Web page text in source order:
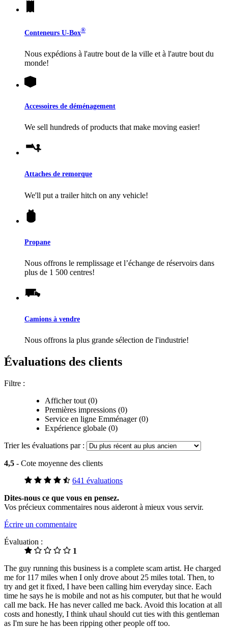
Conteneurs U-Box®
Nous expédions à l'autre bout de la ville et à l'autre bout du
monde!
Accessoires de déménagement
We sell hundreds of products that make moving easier!
Attaches de remorque
We'll put a trailer hitch on any vehicle!
Propane
Nous offrons le remplissage et l’échange de réservoirs dans
plus de 1 500 centres!
Camions à vendre
Nous offrons la plus grande sélection de l'industrie!
Évaluations des clients
Filtre :
Afficher tout (0)
Premières impressions (0)
Service en ligne Emménager (0)
Expérience globale (0)
Trier les évaluations par :
4,5 - Cote moyenne des clients
641 évaluations
Dites-nous ce que vous en pensez.
Vos précieux commentaires nous aideront à mieux vous servir.
Écrire un commentaire
Évaluation :
1
The guy running this business is a complete scam artist. He charged
me for 117 miles when I only drove about 25 miles total. Then, to
try and get it fixed, I have been calling him everyday since. Each
time he says he is mobile and not as his computer, but that he would
call me back. He has never called me back. Avoid this location at all
costs and honestly, I think uhaul should cut ties with this gentleman
as I'm sure he has been ripping other people off too.